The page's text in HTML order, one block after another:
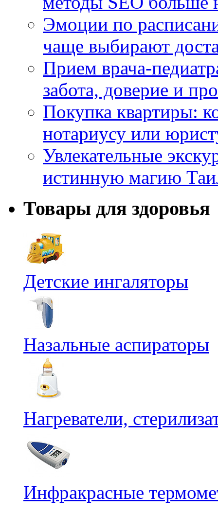
Эмоции по
чаще выбирают
Прием врача-
забота, доверие и
Покупка квартиры:
нотариусу или
Увлекательные
истинную магию
Товары для здоровья
Детские ингаляторы
Назальные аспираторы
Нагреватели,
Инфракрасные